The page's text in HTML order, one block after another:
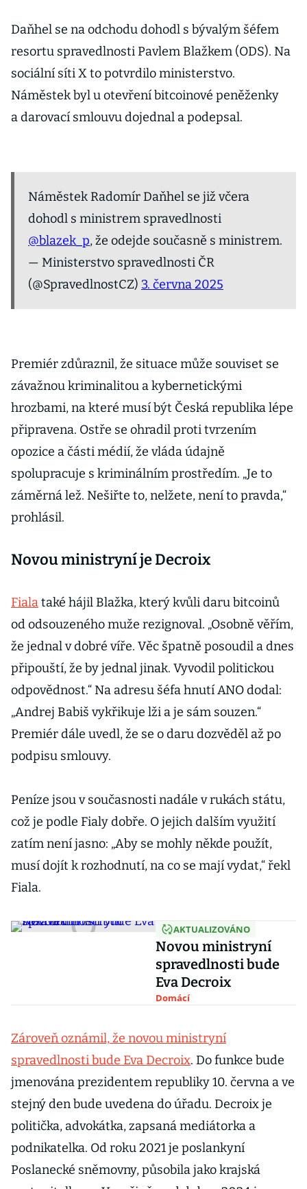
Daňhel se na odchodu dohodl s bývalým šéfem
resortu spravedlnosti Pavlem Blažkem (ODS). Na
sociální síti X to potvrdilo ministerstvo.
Náměstek byl u otevření bitcoinové peněženky
a darovací smlouvu dojednal a podepsal.
Náměstek Radomír Daňhel se již včera
dohodl s ministrem spravedlnosti
@blazek_p, že odejde současně s ministrem.
— Ministerstvo spravedlnosti ČR
(@SpravedlnostCZ) 3. června 2025
Premiér zdůraznil, že situace může souviset se
závažnou kriminalitou a kybernetickými
hrozbami, na které musí být Česká republika lépe
připravena. Ostře se ohradil proti tvrzením
opozice a části médií, že vláda údajně
spolupracuje s kriminálním prostředím. „Je to
záměrná lež. Nešiřte to, nelžete, není to pravda,“
prohlásil.
Novou ministryní je Decroix
Fialataké hájil Blažka, který kvůli daru bitcoinů
od odsouzeného muže rezignoval. „Osobně věřím,
že jednal v dobré víře. Věc špatně posoudil a dnes
připouští, že by jednal jinak. Vyvodil politickou
odpovědnost.“ Na adresu šéfa hnutí ANO dodal:
„Andrej Babiš vykřikuje lži a je sám souzen.“
Premiér dále uvedl, že se o daru dozvěděl až po
podpisu smlouvy.
Peníze jsou v současnosti nadále v rukách státu,
což je podle Fialy dobře. O jejich dalším využití
zatím není jasno: „Aby se mohly někde použít,
musí dojít k rozhodnutí, na co se mají vydat,“ řekl
Fiala.
AKTUALIZOVÁNO
Novou ministryní
spravedlnosti bude
Eva Decroix
Domácí
Zároveň oznámil, že novou ministryní
spravedlnosti bude Eva Decroix. Do funkce bude
jmenována prezidentem republiky 10. června a ve
stejný den bude uvedena do úřadu. Decroix je
politička, advokátka, zapsaná mediátorka a
podnikatelka. Od roku 2021 je poslankyní
Poslanecké sněmovny, působila jako krajská